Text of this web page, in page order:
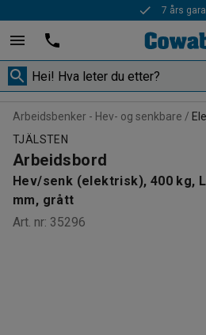
7 års
Arbeidsbenker - Hev- og senkbare
TJÄLSTEN
Arbeidsbord
Hev/senk (elektrisk), 400 kg,
mm, grått
Art. nr: 35296